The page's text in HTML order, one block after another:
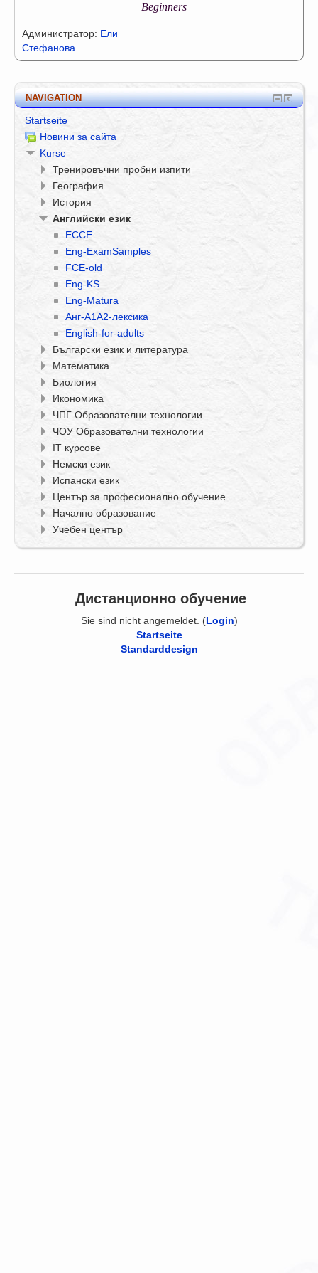
Beginners
Администратор: Ели
Стефанова
NAVIGATION
Startseite
Новини за сайта
Kurse
Тренировъчни пробни изпити
География
История
Английски език
ECCE
Eng-ExamSamples
FCE-old
Eng-KS
Eng-Matura
Анг-A1A2-лексика
English-for-adults
Български език и литература
Математика
Биология
Икономика
ЧПГ Образователни технологии
ЧОУ Образователни технологии
IT курсове
Немски език
Испански език
Център за професионално обучение
Начално образование
Учебен център
Дистанционно обучение
Sie sind nicht angemeldet. (Login)
Startseite
Standarddesign